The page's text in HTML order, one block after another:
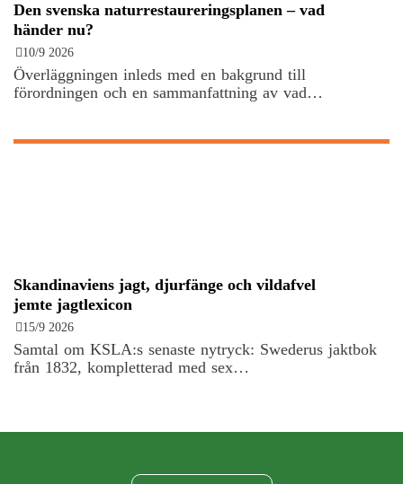
Den svenska naturrestaureringsplanen – vad
händer nu?
10/9 2026
Överläggningen inleds med en bakgrund till
förordningen och en sammanfattning av vad…
Skandinaviens jagt, djurfänge och vildafvel
jemte jagtlexicon
15/9 2026
Samtal om KSLA:s senaste nytryck: Swederus jaktbok
från 1832, kompletterad med sex…